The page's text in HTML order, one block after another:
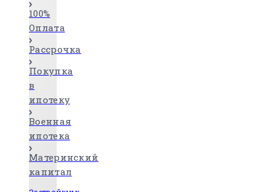
100%
Оплата
Рассрочка
Покупка
в
ипотеку
Военная
ипотека
Материнский
капитал